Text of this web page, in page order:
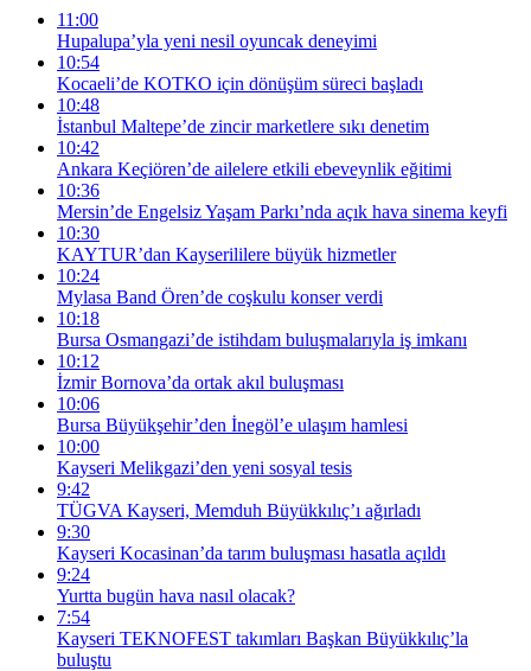
11:00
Hupalupa’yla yeni nesil oyuncak deneyimi
10:54
Kocaeli’de KOTKO için dönüşüm süreci başladı
10:48
İstanbul Maltepe’de zincir marketlere sıkı denetim
10:42
Ankara Keçiören’de ailelere etkili ebeveynlik eğitimi
10:36
Mersin’de Engelsiz Yaşam Parkı’nda açık hava sinema keyfi
10:30
KAYTUR’dan Kayserililere büyük hizmetler
10:24
Mylasa Band Ören’de coşkulu konser verdi
10:18
Bursa Osmangazi’de istihdam buluşmalarıyla iş imkanı
10:12
İzmir Bornova’da ortak akıl buluşması
10:06
Bursa Büyükşehir’den İnegöl’e ulaşım hamlesi
10:00
Kayseri Melikgazi’den yeni sosyal tesis
9:42
TÜGVA Kayseri, Memduh Büyükkılıç’ı ağırladı
9:30
Kayseri Kocasinan’da tarım buluşması hasatla açıldı
9:24
Yurtta bugün hava nasıl olacak?
7:54
Kayseri TEKNOFEST takımları Başkan Büyükkılıç’la
buluştu